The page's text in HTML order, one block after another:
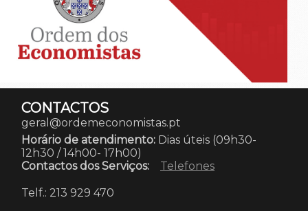
CONTACTOS
geral@ordemeconomistas.pt
Horário de atendimento: Dias úteis (09h30-
12h30 / 14h00- 17h00)
Contactos dos Serviços:
Telefones
Telf.: 213 929 470